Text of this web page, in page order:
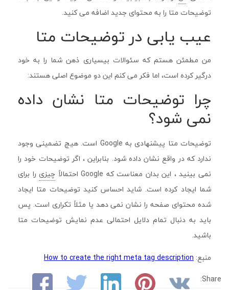
توضیحات متا را به محتوای جدید اضافه می کنید.
عیب یابی در توضیحات متا
من مطمئن هستم که سئوالات بیسیاری ذهن شما را به خود
درگیر کرده است، اما فکر می کنم این دو موضوع اصلی هستند:
چرا توضیحات متا نشان داده
نمی شود؟
توضیحات متا پیشنهادی به Google است. هیچ تضمینی وجود
ندارد که در واقع نشان داده شود. بنابراین ، اگر توضیحات خود را
نمی بینید ، این بدان معناست که Google احتمالاً
چیزیرا برای
شما ایجاد کرده است. شاید احساس کنید توضیحات متا ایجاد
شده محتوای صفحه را نشان نمی دهد یا مثلاً تکراری است. پس
باید به دنبال تمام دلایل احتمالی عدم نمایش توضیحات متا
باشید.
منبع: How to create the right meta tag description
Share: